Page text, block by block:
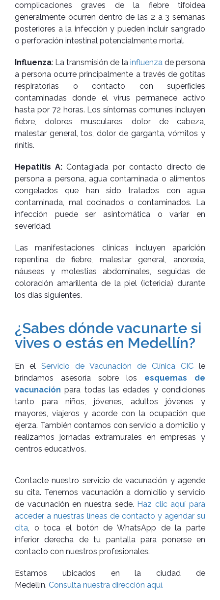
complicaciones graves de la fiebre tifoidea
generalmente ocurren dentro de las 2 a 3 semanas
posteriores a la infección y pueden incluir sangrado
o perforación intestinal potencialmente mortal.
Influenza: La transmisión de la influenzade persona
a persona ocurre principalmente a través de gotitas
respiratorias o contacto con superficies
contaminadas donde el virus permanece activo
hasta por 72 horas. Los síntomas comunes incluyen
fiebre, dolores musculares, dolor de cabeza,
malestar general, tos, dolor de garganta, vómitos y
rinitis.
Hepatitis A: Contagiada por contacto directo de
persona a persona, agua contaminada o alimentos
congelados que han sido tratados con agua
contaminada, mal cocinados o contaminados. La
infección puede ser asintomática o variar en
severidad.
Las manifestaciones clínicas incluyen aparición
repentina de fiebre, malestar general, anorexia,
náuseas y molestias abdominales, seguidas de
coloración amarillenta de la piel (ictericia) durante
los días siguientes.
¿Sabes dónde vacunarte si
vives o estás en Medellín?
En el Servicio de Vacunación de Clínica CIC le
brindamos asesoría sobre los esquemas de
vacunación para todas las edades y condiciones
tanto para niños, jóvenes, adultos jóvenes y
mayores, viajeros y acorde con la ocupación que
ejerza. También contamos con servicio a domicilio y
realizamos jornadas extramurales en empresas y
centros educativos.
Contacte nuestro servicio de vacunación y agende
su cita. Tenemos vacunación a domicilio y servicio
de vacunación en nuestra sede. Haz clic aquí para
acceder a nuestras líneas de contacto y agendar su
cita, o toca el botón de WhatsApp de la parte
inferior derecha de tu pantalla para ponerse en
contacto con nuestros profesionales.
Estamos ubicados en la ciudad de
Medellín. Consulta nuestra dirección aquí.